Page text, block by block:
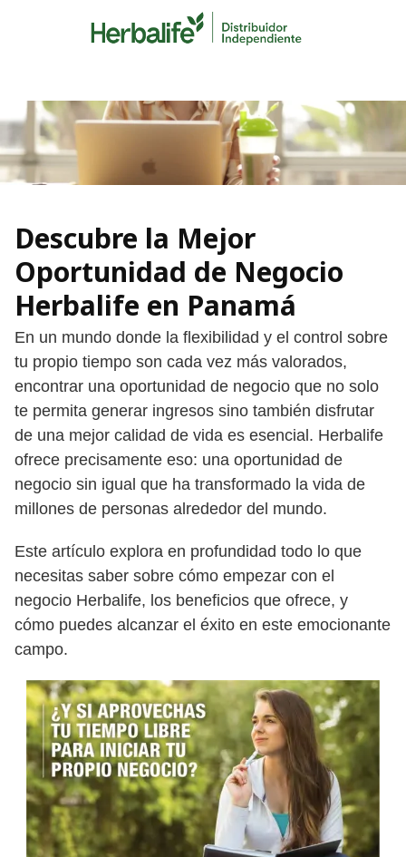
Descubre la Mejor
Oportunidad de Negocio
Herbalife en Panamá
En un mundo donde la flexibilidad y el control sobre
tu propio tiempo son cada vez más valorados,
encontrar una oportunidad de negocio que no solo
te permita generar ingresos sino también disfrutar
de una mejor calidad de vida es esencial. Herbalife
ofrece precisamente eso: una oportunidad de
negocio sin igual que ha transformado la vida de
millones de personas alrededor del mundo.
Este artículo explora en profundidad todo lo que
necesitas saber sobre cómo empezar con el
negocio Herbalife, los beneficios que ofrece, y
cómo puedes alcanzar el éxito en este emocionante
campo.